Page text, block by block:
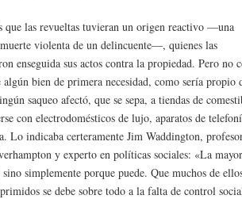
que las revueltas tuvieran un origen reactivo —una
violenta de un delincuente—, quienes las
enseguida sus actos contra la propiedad. Pero no
bien de primera necesidad, como sería propio
saqueo afectó, que se sepa, a tiendas de
con electrodomésticos de lujo, aparatos de
Lo indicaba certeramente Jim Waddington,
y experto en políticas sociales: «La
simplemente porque puede. Que muchos de
se debe sobre todo a la falta de control